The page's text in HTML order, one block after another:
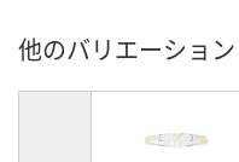
他のバリエーション